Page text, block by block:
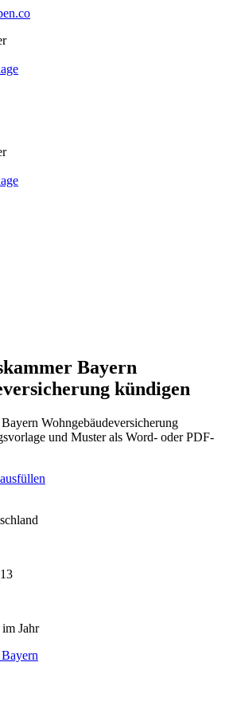
Bayern
kündigen
Wohngebäudeversicherung
und Muster als Word- oder PDF-
Jahr